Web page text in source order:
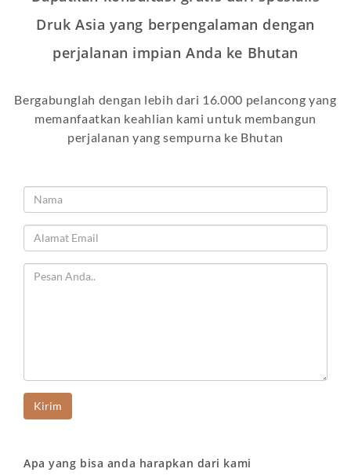
Druk Asia yang berpengalaman dengan
perjalanan impian Anda ke Bhutan
Bergabunglah dengan lebih dari 16.000 pelancong yang
memanfaatkan keahlian kami untuk membangun
perjalanan yang sempurna ke Bhutan
Apa yang bisa anda harapkan dari kami